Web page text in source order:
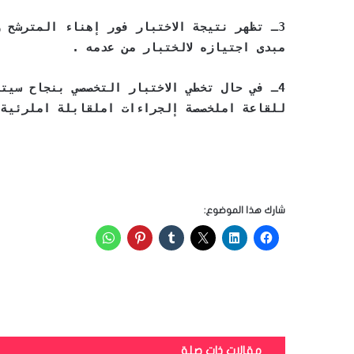
3ـ تظهر نتيجة الاختبار فور إهناء المترشح وسيتم توجيه من المختص باللجنة
مبدى اجتيازه لالختبار من عدمه .
4ـ في حال تخطي الاختبار التخصصي بنجاح سيتم توجيه املرتشح عرب املختصني باللجنة
للقاعة املخصصة إلجراءات املقابلة
شارك هذا الموضوع:
مقالات ذات صلة